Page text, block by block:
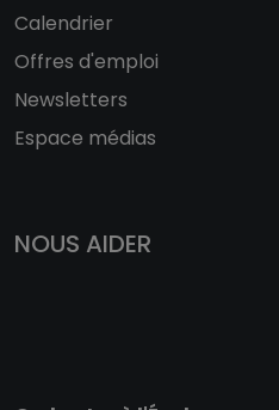
Calendrier
Offres d'emploi
Newsletters
Espace médias
NOUS AIDER